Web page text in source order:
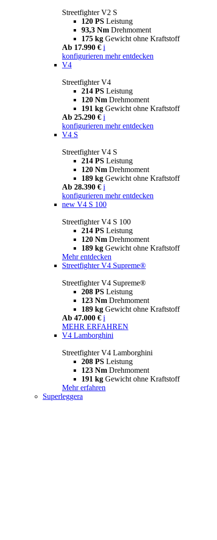
Streetfighter V2 S
120 PS Leistung
93,3 Nm Drehmoment
175 kg Gewicht ohne Kraftstoff
Ab 17.990 € i
konfigurieren mehr entdecken
V4
Streetfighter V4
214 PS Leistung
120 Nm Drehmoment
191 kg Gewicht ohne Kraftstoff
Ab 25.290 € i
konfigurieren mehr entdecken
V4 S
Streetfighter V4 S
214 PS Leistung
120 Nm Drehmoment
189 kg Gewicht ohne Kraftstoff
Ab 28.390 € i
konfigurieren mehr entdecken
new V4 S 100
Streetfighter V4 S 100
214 PS Leistung
120 Nm Drehmoment
189 kg Gewicht ohne Kraftstoff
Mehr entdecken
Streetfighter V4 Supreme®
Streetfighter V4 Supreme®
208 PS Leistung
123 Nm Drehmoment
189 kg Gewicht ohne Kraftstoff
Ab 47.000 € i
MEHR ERFAHREN
V4 Lamborghini
Streetfighter V4 Lamborghini
208 PS Leistung
123 Nm Drehmoment
191 kg Gewicht ohne Kraftstoff
Mehr erfahren
Superleggera